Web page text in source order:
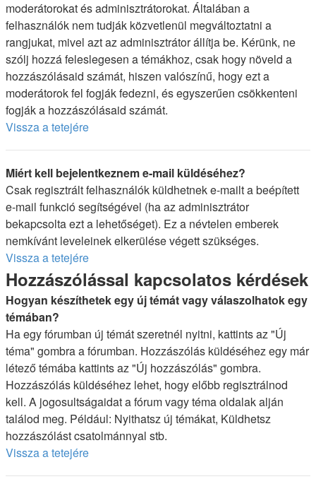
moderátorokat és adminisztrátorokat. Általában a
felhasználók nem tudják közvetlenül megváltoztatni a
rangjukat, mivel azt az adminisztrátor állítja be. Kérünk, ne
szólj hozzá feleslegesen a témákhoz, csak hogy növeld a
hozzászólásaid számát, hiszen valószínű, hogy ezt a
moderátorok fel fogják fedezni, és egyszerűen csökkenteni
fogják a hozzászólásaid számát.
Vissza a tetejére
Miért kell bejelentkeznem e-mail küldéséhez?
Csak regisztrált felhasználók küldhetnek e-mailt a beépített
e-mail funkció segítségével (ha az adminisztrátor
bekapcsolta ezt a lehetőséget). Ez a névtelen emberek
nemkívánt leveleinek elkerülése végett szükséges.
Vissza a tetejére
Hozzászólással kapcsolatos kérdések
Hogyan készíthetek egy új témát vagy válaszolhatok egy
témában?
Ha egy fórumban új témát szeretnél nyitni, kattints az "Új
téma" gombra a fórumban. Hozzászólás küldéséhez egy már
létező témába kattints az "Új hozzászólás" gombra.
Hozzászólás küldéséhez lehet, hogy előbb regisztrálnod
kell. A jogosultságaidat a fórum vagy téma oldalak alján
találod meg. Például: Nyithatsz új témákat, Küldhetsz
hozzászólást csatolmánnyal stb.
Vissza a tetejére